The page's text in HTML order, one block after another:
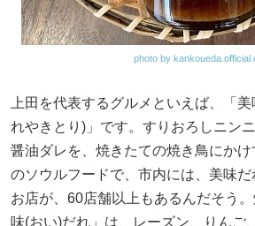
photo by
上田を代表するグルメといえば、「
れやきとり)」です。すりおろしニン
醤油ダレを、焼きたての焼き鳥にか
のソウルフードで、市内には、美味
お店が、60店舗以上もあるんだそう
味(おい)だれ」は、レーズン、りんご